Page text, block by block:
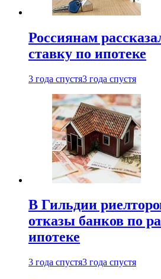
Россиянам
ставку по ипотеке
3 года спустя3 года спустя
В Гильдии
отказы банков по
ипотеке
3 года спустя3 года спустя